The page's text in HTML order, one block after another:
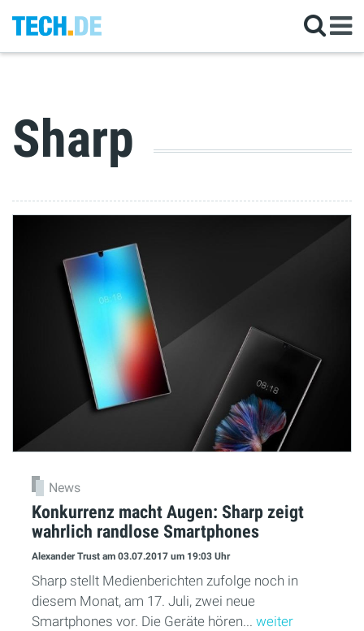
Sharp
News
Konkurrenz macht Augen: Sharp zeigt
wahrlich randlose Smartphones
Alexander Trust am 03.07.2017 um 19:03 Uhr
Sharp stellt Medienberichten zufolge noch in
diesem Monat, am 17. Juli, zwei neue
Smartphones vor. Die Geräte hören... weiter